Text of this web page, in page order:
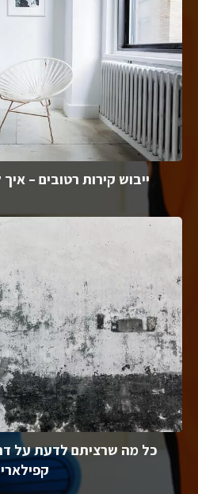
ייבוש קירות רטובים –
כל מה שרציתם לדעת על